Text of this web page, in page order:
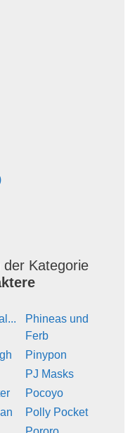
der Kategorie
Phineas und
Ferb
Pinypon
PJ Masks
Pocoyo
Polly Pocket